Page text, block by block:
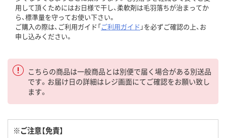
用して頂くためにはお日様で干し、柔軟剤は毛羽落ちが治まってか
ら、標準量を守ってお使い下さい。
ご購入の際は、ご利用ガイド「ご利用ガイド 」を必ずご確認の上、お
申し込みください。
こちらの商品は一般商品とは別便で届く場合がある別送品
です。お届け日の詳細はレジ画面にてご確認をお願い致し
ます。
※ご注意【免責】